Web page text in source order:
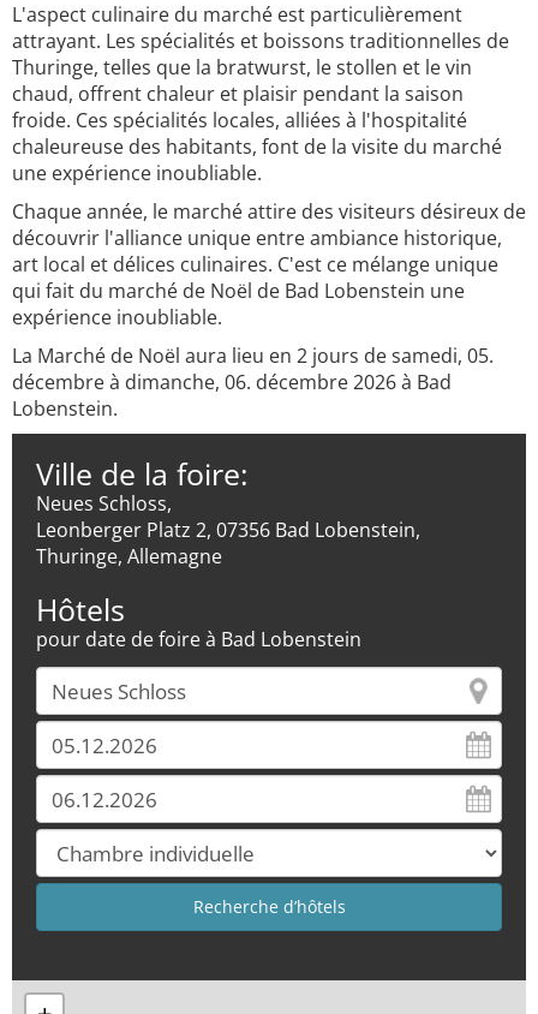
L'aspect culinaire du marché est particulièrement
attrayant. Les spécialités et boissons traditionnelles de
Thuringe, telles que la bratwurst, le stollen et le vin
chaud, offrent chaleur et plaisir pendant la saison
froide. Ces spécialités locales, alliées à l'hospitalité
chaleureuse des habitants, font de la visite du marché
une expérience inoubliable.
Chaque année, le marché attire des visiteurs désireux de
découvrir l'alliance unique entre ambiance historique,
art local et délices culinaires. C'est ce mélange unique
qui fait du marché de Noël de Bad Lobenstein une
expérience inoubliable.
La Marché de Noël aura lieu en 2 jours de samedi, 05.
décembre à dimanche, 06. décembre 2026 à Bad
Lobenstein.
Ville de la foire:
Neues Schloss,
Leonberger Platz 2, 07356 Bad Lobenstein,
Thuringe, Allemagne
Hôtels
pour date de foire à Bad Lobenstein